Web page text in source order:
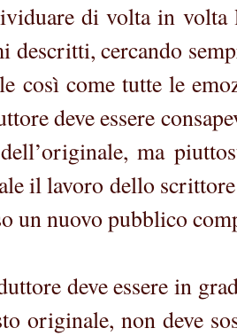
di volta in
descritti, cercando
così come tutte le
deve essere
ma
il lavoro dello
un nuovo pubblico
deve essere in
originale, non deve